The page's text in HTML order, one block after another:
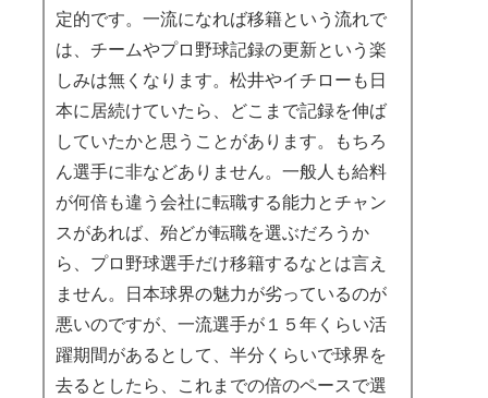
定的です。一流になれば移籍という流れで
は、チームやプロ野球記録の更新という楽
しみは無くなります。松井やイチローも日
本に居続けていたら、どこまで記録を伸ば
していたかと思うことがあります。もちろ
ん選手に非などありません。一般人も給料
が何倍も違う会社に転職する能力とチャン
スがあれば、殆どが転職を選ぶだろうか
ら、プロ野球選手だけ移籍するなとは言え
ません。日本球界の魅力が劣っているのが
悪いのですが、一流選手が１５年くらい活
躍期間があるとして、半分くらいで球界を
去るとしたら、これまでの倍のペースで選